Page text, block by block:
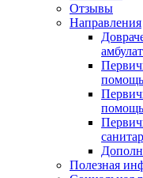
Отзывы
Направления
помощь
помощь
Полезная